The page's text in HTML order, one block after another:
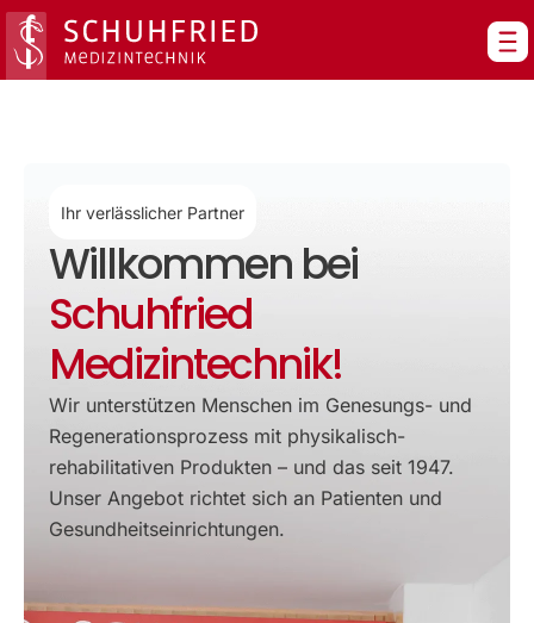
Zum
Inhalt
springen
Ihr verlässlicher Partner
Willkommen bei
Schuhfried
Medizintechnik!
Wir unterstützen Menschen im Genesungs- und
Regenerationsprozess mit physikalisch-
rehabilitativen Produkten – und das seit 1947.
Unser Angebot richtet sich an Patienten und
Gesundheitseinrichtungen.